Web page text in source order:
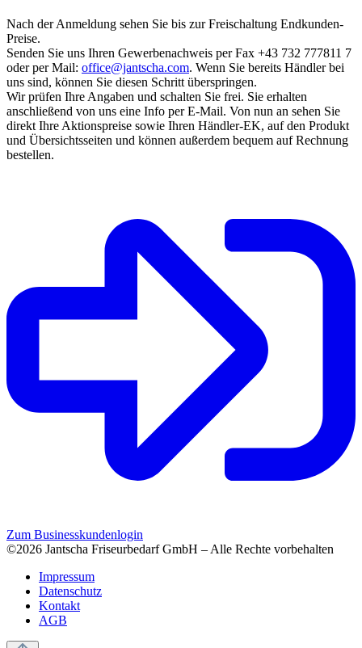
Nach der Anmeldung sehen Sie bis zur Freischaltung Endkunden-
Preise.
Senden Sie uns Ihren Gewerbenachweis per Fax +43 732 777811 7
oder per Mail: office@jantscha.com. Wenn Sie bereits Händler bei
uns sind, können Sie diesen Schritt überspringen.
Wir prüfen Ihre Angaben und schalten Sie frei. Sie erhalten
anschließend von uns eine Info per E-Mail. Von nun an sehen Sie
direkt Ihre Aktionspreise sowie Ihren Händler-EK, auf den Produkt
und Übersichtsseiten und können außerdem bequem auf Rechnung
bestellen.
Zum Businesskundenlogin
©2026 Jantscha Friseurbedarf GmbH – Alle Rechte vorbehalten
Impressum
Datenschutz
Kontakt
AGB